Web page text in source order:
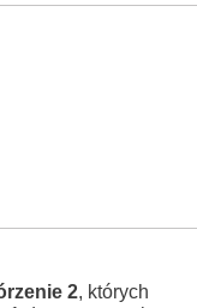
2, których